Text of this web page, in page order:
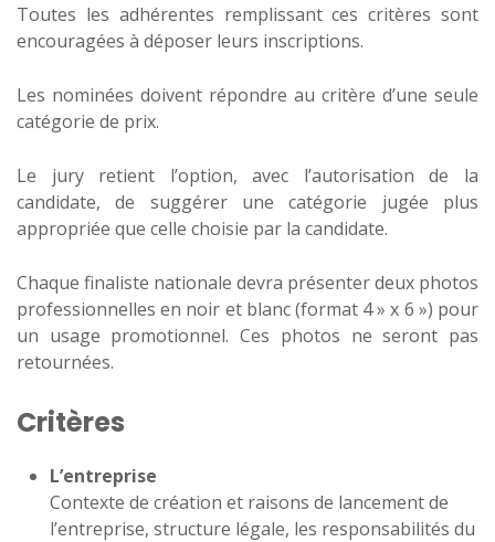
Toutes les adhérentes remplissant ces critères sont
encouragées à déposer leurs inscriptions.
Les nominées doivent répondre au critère d’une seule
catégorie de prix.
Le jury retient l’option, avec l’autorisation de la
candidate, de suggérer une catégorie jugée plus
appropriée que celle choisie par la candidate.
Chaque finaliste nationale devra présenter deux photos
professionnelles en noir et blanc (format 4 » x 6 ») pour
un usage promotionnel. Ces photos ne seront pas
retournées.
Critères
L’entreprise
Contexte de création et raisons de lancement de
l’entreprise, structure légale, les responsabilités du